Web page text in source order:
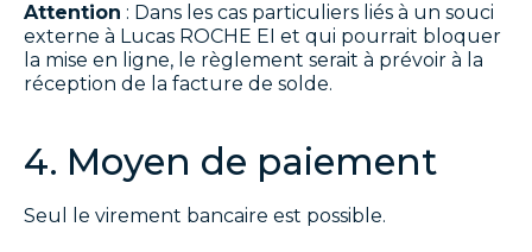
Attention : Dans les cas particuliers liés à un souci
externe à Lucas ROCHE EI et qui pourrait bloquer
la mise en ligne, le règlement serait à prévoir à la
réception de la facture de solde.
4. Moyen de paiement
Seul le virement bancaire est possible.